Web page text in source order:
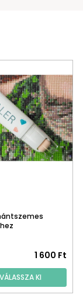
1 600 Ft
VÁLASSZA KI